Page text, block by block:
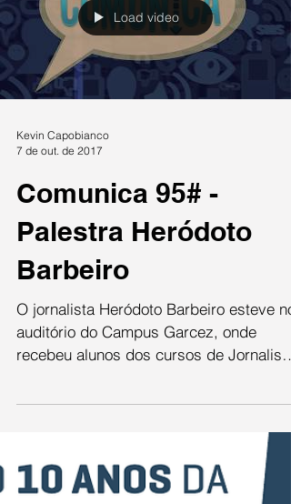
Load video
Kevin Capobianco
7 de out. de 2017
Comunica 95# -
Palestra Heródoto
Barbeiro
O jornalista Heródoto Barbeiro esteve no
auditório do Campus Garcez, onde
recebeu alunos dos cursos de